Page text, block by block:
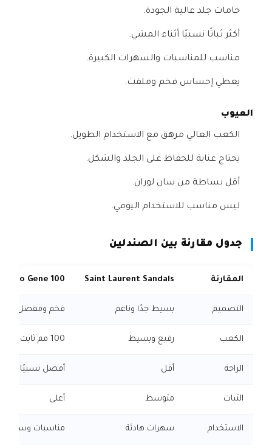
خامات جلد عالية الجودة.
أكثر ثباتًا نسبيًا أثناء المشي.
مناسب للمناسبات والسهرات الكبيرة.
يعطي إحساس فخم وملفت.
العيوب
الكعب العالي مرهق مع الاستخدام الطويل.
يحتاج عناية للحفاظ على الجلد والشكل.
أقل بساطة من سان لوران.
ليس مناسب للاستخدام اليومي.
جدول مقارنة بين الصندلين
المقارنة Saint Laurent Sandals
Choo Gene 100
التصميم بسيط جدًا وناعم فخم ومفصل
الكعب رفيع وبسيط 100 مم ثابت وواضح
الراحة أقل أفضل نسبيًا
الثبات متوسط أعلى
الاستخدام سهرات هادئة مناسبات